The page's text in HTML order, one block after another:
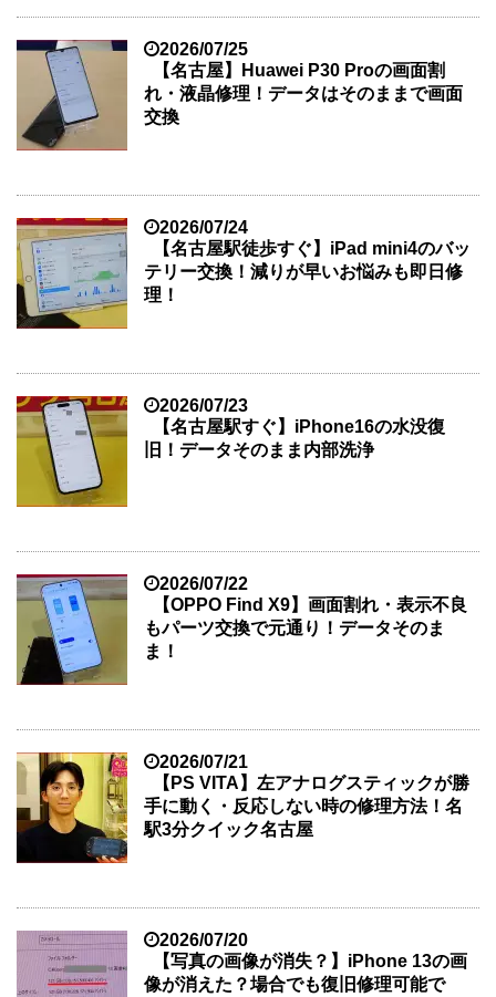
2026/07/25
【名古屋】Huawei P30 Proの画面割
れ・液晶修理！データはそのままで画面
交換
2026/07/24
【名古屋駅徒歩すぐ】iPad mini4のバッ
テリー交換！減りが早いお悩みも即日修
理！
2026/07/23
【名古屋駅すぐ】iPhone16の水没復
旧！データそのまま内部洗浄
2026/07/22
【OPPO Find X9】画面割れ・表示不良
もパーツ交換で元通り！データそのま
ま！
2026/07/21
【PS VITA】左アナログスティックが勝
手に動く・反応しない時の修理方法！名
駅3分クイック名古屋
2026/07/20
【写真の画像が消失？】iPhone 13の画
像が消えた？場合でも復旧修理可能で